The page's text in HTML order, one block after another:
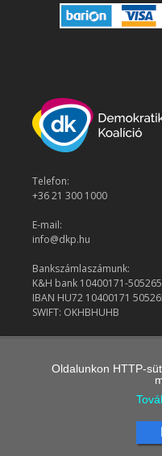
Telefon:
+36 21 300 1000
E-mail:
info@dkp.hu
Bankszámlaszámunk:
K&H bank 10400171-
IBAN HU72 10400171
SWIFT: OKHBHUHB
Oldalunkon HTTP-